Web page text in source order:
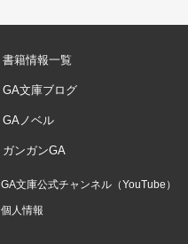
書籍情報一覧
GA文庫ブログ
GAノベル
ガンガンGA
GA文庫公式チャンネル（YouTube）
個人情報